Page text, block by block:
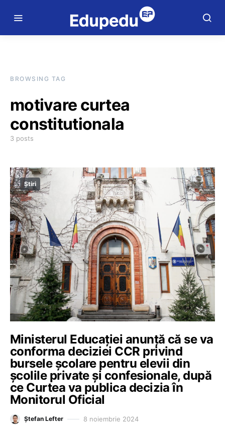
BROWSING TAG
motivare curtea
constitutionala
3 posts
Știri
Ministerul Educației anunță că se va
conforma deciziei CCR privind
bursele școlare pentru elevii din
școlile private și confesionale, după
ce Curtea va publica decizia în
Monitorul Oficial
Ștefan Lefter 8 noiembrie 2024